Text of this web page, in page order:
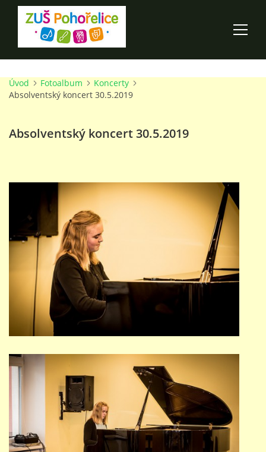
ÚVOD
PRO RODIČE
TALENTOVÉ ZKOUŠKY
STUDIJNÍ OBORY
GALERIE
VIDEA - FILMOVÁ TVORBA
PEDAGOGICKÝ SBOR
DOKUMENTY / KE STAŽENÍ
Úvod Fotoalbum
Koncerty
Absolventský koncert 30.5.2019
Absolventský koncert 30.5.2019